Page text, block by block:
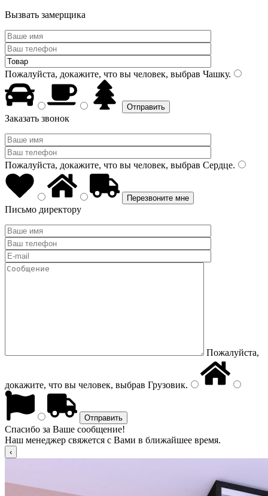
Вызвать замерщика
Пожалуйста, докажите, что вы человек, выбрав Чашку.
Заказать звонок
Пожалуйста, докажите, что вы человек, выбрав Сердце.
Письмо директору
Пожалуйста,
докажите, что вы человек, выбрав Грузовик.
Спасибо за Ваше сообщение!
Наш менеджер свяжется с Вами в ближайшее время.